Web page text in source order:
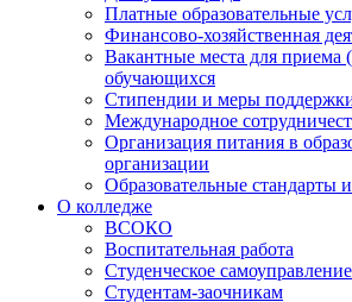
Платные образовательные
Финансово-хозяйственная
Вакантные места для приема
обучающихся
Стипендии и меры
Международное
Организация питания в
организации
Образовательные стандарты
О колледже
ВСОКО
Воспитательная работа
Студенческое
Студентам-заочникам